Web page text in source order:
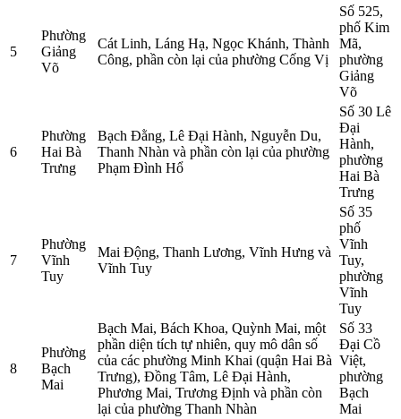
5
Phường
Giảng
Võ
Cát Linh, Láng Hạ, Ngọc Khánh, Thành
Công, phần còn lại của phường Cống Vị
Số 525,
phố Kim
Mã,
phường
Giảng
Võ
6
Phường
Hai Bà
Trưng
Bạch Đằng, Lê Đại Hành, Nguyễn Du,
Thanh Nhàn và phần còn lại của phường
Phạm Đình Hổ
Số 30 Lê
Đại
Hành,
phường
Hai Bà
Trưng
7
Phường
Vĩnh
Tuy
Mai Động, Thanh Lương, Vĩnh Hưng và
Vĩnh Tuy
Số 35
phố
Vĩnh
Tuy,
phường
Vĩnh
Tuy
8
Phường
Bạch
Mai
Bạch Mai, Bách Khoa, Quỳnh Mai, một
phần diện tích tự nhiên, quy mô dân số
của các phường Minh Khai (quận Hai Bà
Trưng), Đồng Tâm, Lê Đại Hành,
Phương Mai, Trương Định và phần còn
lại của phường Thanh Nhàn
Số 33
Đại Cồ
Việt,
phường
Bạch
Mai